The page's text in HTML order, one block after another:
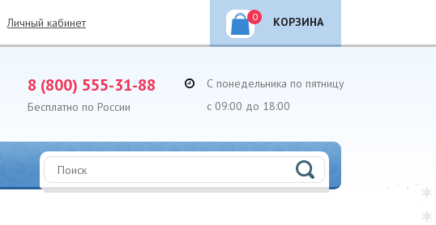
Личный кабинет КОРЗИНА
0
8 (800) 555-31-88
Бесплатно по России
С понедельника по пятницу
с 09:00 до 18:00